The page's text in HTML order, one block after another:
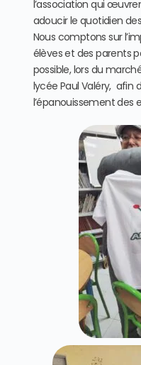
l’association qui
adoucir le quotidien
Nous comptons sur
élèves et des parents
possible, lors du
lycée Paul Valéry, afin
l’épanouissement des